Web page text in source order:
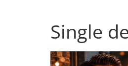
Single